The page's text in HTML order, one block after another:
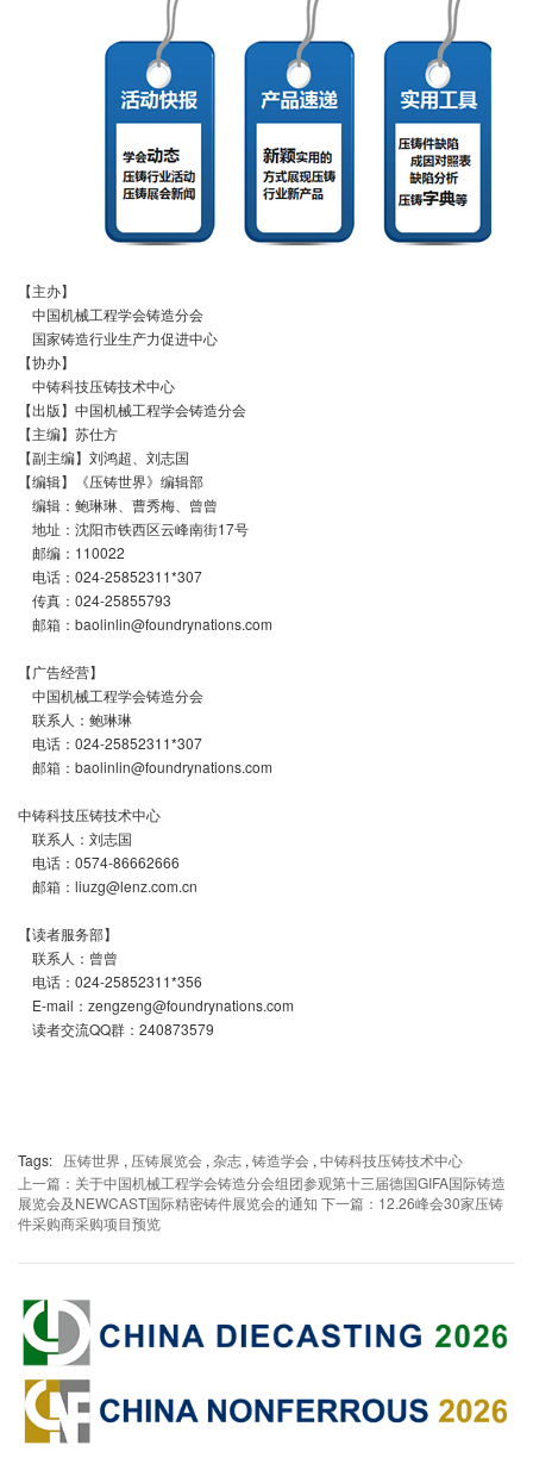
【主办】
中国机械工程学会铸造分会
国家铸造行业生产力促进中心
【协办】
中铸科技压铸技术中心
【出版】中国机械工程学会铸造分会
【主编】苏仕方
【副主编】刘鸿超、刘志国
【编辑】《压铸世界》编辑部
编辑：鲍琳琳、曹秀梅、曾曾
地址：沈阳市铁西区云峰南街17号
邮编：110022
电话：024-25852311*307
传真：024-25855793
邮箱：baolinlin@foundrynations.com
【广告经营】
中国机械工程学会铸造分会
联系人：鲍琳琳
电话：024-25852311*307
邮箱：baolinlin@foundrynations.com
中铸科技压铸技术中心
联系人：刘志国
电话：0574-86662666
邮箱：liuzg@lenz.com.cn
【读者服务部】
联系人：曾曾
电话：024-25852311*356
E-mail：zengzeng@foundrynations.com
读者交流QQ群：240873579
Tags: 压铸世界 , 压铸展览会 , 杂志 , 铸造学会 , 中铸科技压铸技术中心
上一篇：关于中国机械工程学会铸造分会组团参观第十三届德国GIFA国际铸造
展览会及NEWCAST国际精密铸件展览会的通知 下一篇：12.26峰会30家压铸
件采购商采购项目预览